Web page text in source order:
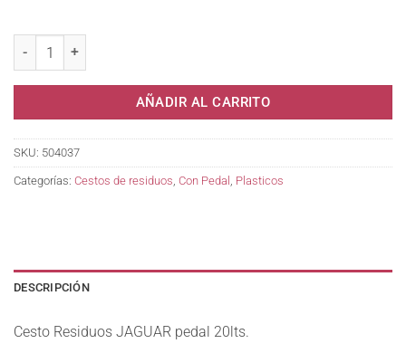
AÑADIR AL CARRITO
SKU: 504037
Categorías: Cestos de residuos Con Pedal Plasticos
DESCRIPCIÓN
Cesto Residuos JAGUAR pedal 20lts.